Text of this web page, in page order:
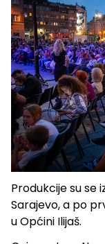
Produkcije su se
Sarajevo, a po
u Općini Ilijaš.